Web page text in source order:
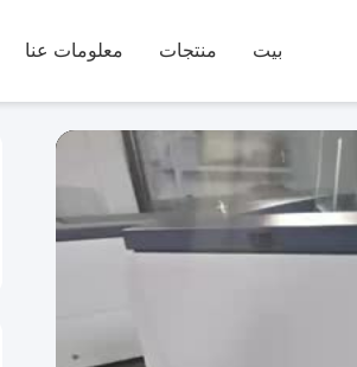
بيت منتجات معلومات عنا